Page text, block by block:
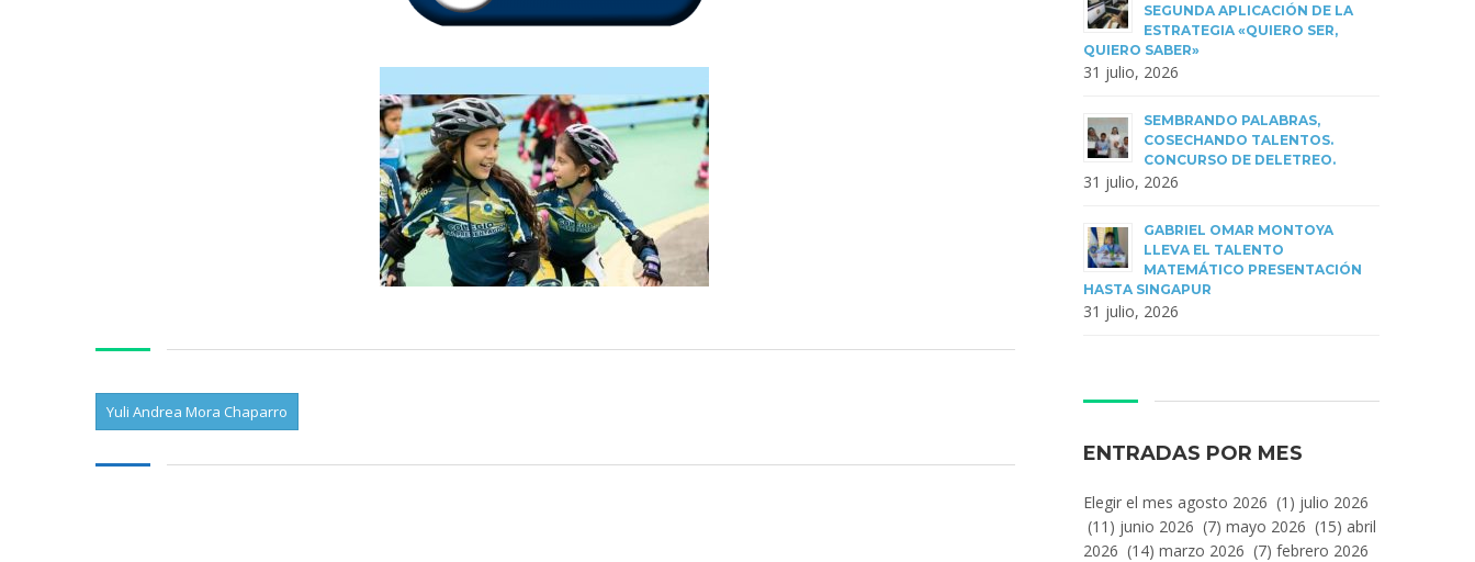
Yuli Andrea Mora Chaparro
SEGUNDA APLICACIÓN DE LA
ESTRATEGIA «QUIERO SER,
QUIERO SABER»
31 julio, 2026
SEMBRANDO PALABRAS,
COSECHANDO TALENTOS.
CONCURSO DE DELETREO.
31 julio, 2026
GABRIEL OMAR MONTOYA
LLEVA EL TALENTO
MATEMÁTICO PRESENTACIÓN
HASTA SINGAPUR
31 julio, 2026
ENTRADAS POR MES
Entradas
Por
Mes
Elegir el mes agosto 2026 (1) julio 2026
(11) junio 2026 (7) mayo 2026 (15) abril
2026 (14) marzo 2026 (7) febrero 2026